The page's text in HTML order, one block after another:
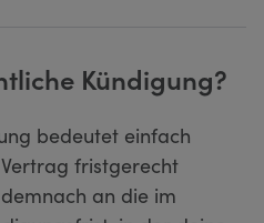
Kündigung?
bedeutet einfach
fristgerecht
an die im